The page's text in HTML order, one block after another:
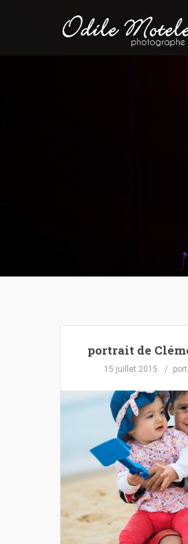
portrait de
15 juillet 2015